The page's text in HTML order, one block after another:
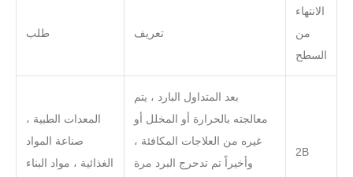
الانتهاء
من
السطح
تعريف طلب
2B
بعد المتداول البارد ، يتم
معالجته بالحرارة أو المخلل أو
غيره من العلاجات المكافئة ،
وأخيراً تم تدحرج البرد مرة
المعدات الطبية ،
صناعة المواد
الغذائية ، مواد البناء